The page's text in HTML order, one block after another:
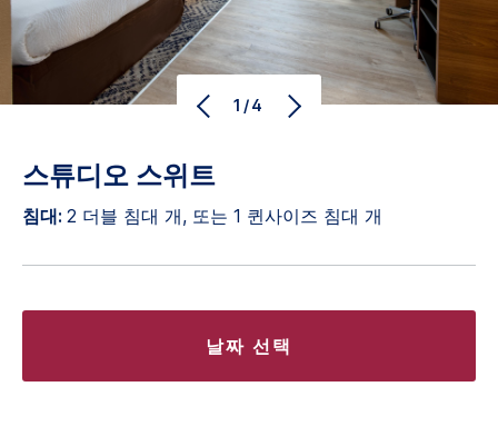
1/4
스튜디오 스위트
침대: 2 더블 침대 개, 또는 1 퀸사이즈 침대 개
날짜 선택